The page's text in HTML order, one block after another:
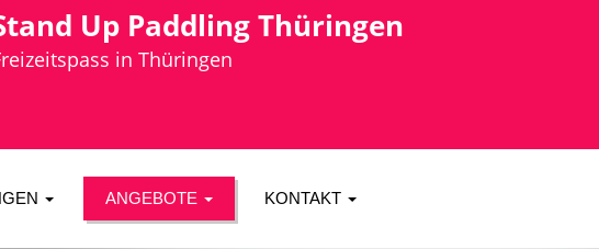
Up Paddling Thüringen
in Thüringen
ANGEBOTE KONTAKT